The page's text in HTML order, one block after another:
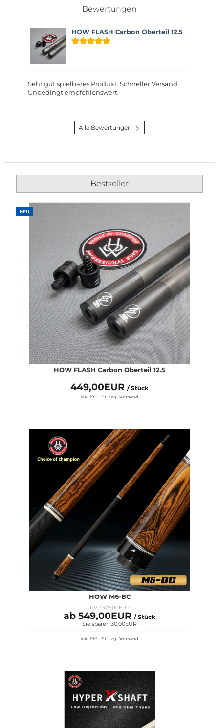
Bewertungen
HOW FLASH Carbon Oberteil 12.5
Sehr gut spielbares Produkt. Schneller Versand.
Unbedingt empfehlenswert.
Alle Bewertungen
Bestseller
HOW FLASH Carbon Oberteil 12.5
NEU
449,00EUR / Stück
inkl. 19% USt. zzgl. Versand
HOW M6-BC
UVP 579,00EUR
ab 549,00EUR / Stück
Sie sparen 30,00EUR
inkl. 19% USt.zzgl.Versand